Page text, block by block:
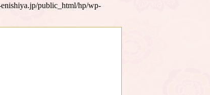
enishiya.jp/public_html/hp/wp-